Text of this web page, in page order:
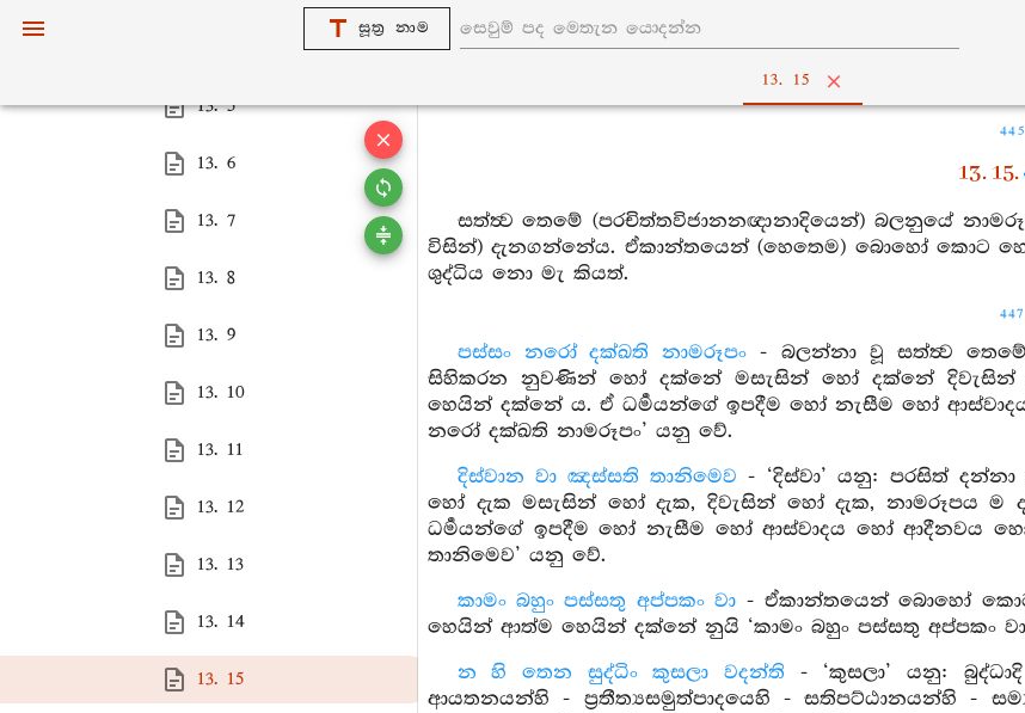
සූත්‍ර නාම
13. 15
13. 5
13. 6
13. 7
13. 8
13. 9
13. 10
13. 11
13. 12
13. 13
13. 14
13. 15
445
13. 15.
සත්ත්‍ව තෙමේ (පරචිත්තවිජානනඥානාදියෙන්) බලනුයේ
විසින්) දැනගන්නේය. ඒකාන්තයෙන් (හෙතෙම) බොහෝ කොට
ශුද්ධිය නො මැ කියත්.
447
පස්සං නරෝ දක්ඛති නාමරූපං - බලන්නා වූ සත්ත්‍ව
සිහිකරන නුවණින් හෝ දක්නේ මසැසින් හෝ දක්නේ
හෙයින් දක්නේ ය. ඒ ධර්‍මයන්ගේ ඉපදීම හෝ නැසීම හෝ
නරෝ දක්ඛති නාමරූපං’ යනු වේ.
දිස්වාන වා ඤස්සති තානිමෙව - ‘දිස්වා’ යනු: පරසිත්
හෝ දැක මසැසින් හෝ දැක, දිවැසින් හෝ දැක, නාමරූපය
ධර්‍මයන්ගේ ඉපදීම හෝ නැසීම හෝ ආස්වාදය හෝ ආදීනවය
තානිමෙව’ යනු වේ.
කාමං බහුං පස්සතු අප්පකං වා - ඒකාන්තයෙන් බොහෝ
හෙයින් ආත්ම හෙයින් දක්නේ නුයි ‘කාමං බහුං පස්සතු අප්පකං
න හි තෙන සුද්ධිං කුසලා වදන්ති - ‘කුසලා’ යනු:
ආයතනයන්හි - ප්‍රතීත්‍යසමුත්පාදයෙහි - සතිපට්ඨානයන්හි -